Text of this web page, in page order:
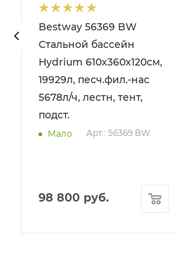
Bestway 56369 BW
Стальной бассейн
Hydrium 610х360х120см,
19929л, песч.фил.-нас
5678л/ч, лестн, тент,
подст.
Мало Арт.: 56369 BW
98 800руб.